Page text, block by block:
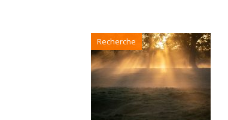
Recherche